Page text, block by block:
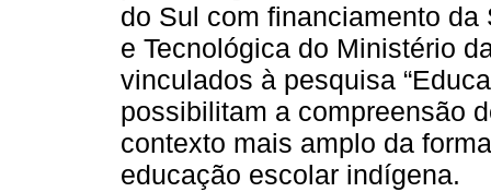
do Sul com financiamento
e Tecnológica do Ministério
vinculados à pesquisa
possibilitam a compreensão
contexto mais amplo da
educação escolar indígena.